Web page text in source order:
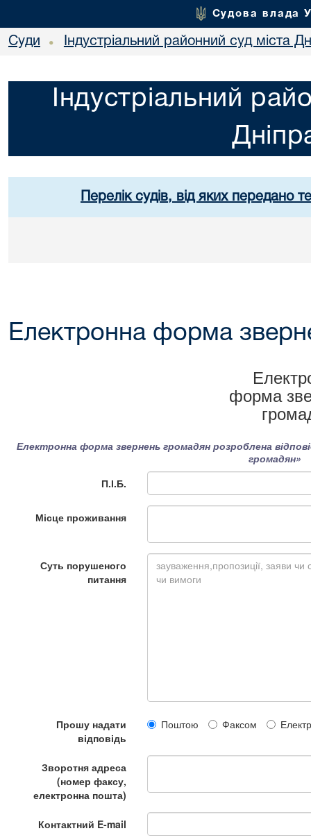
Судова влада
Суди • Індустріальний районний суд міста
Індустріальний
Перелік судів, від яких передано
Електронна форма